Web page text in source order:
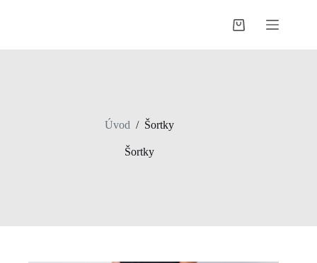
Shopping
Úvod / Šortky
Šortky